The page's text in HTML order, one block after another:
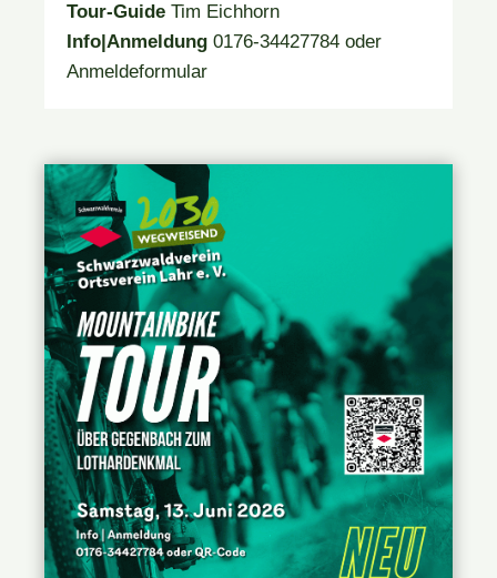
Tour-Guide Tim Eichhorn
Info|Anmeldung 0176-34427784 oder
Anmeldeformular